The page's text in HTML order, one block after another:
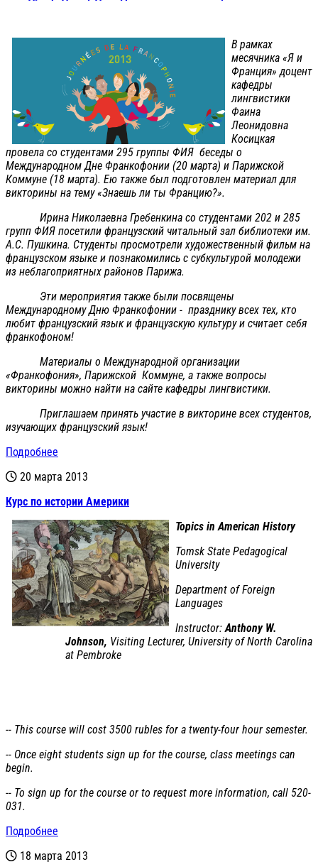
В рамках
месячника «Я и
Франция» доцент
кафедры
лингвистики
Фаина
Леонидовна
Косицкая
провела со студентами 295 группы ФИЯ беседы о
Международном Дне Франкофонии (20 марта) и Парижской
Коммуне (18 марта). Ею также был подготовлен материал для
викторины на тему «Знаешь ли ты Францию?».
Ирина Николаевна Гребенкина со студентами 202 и 285
групп ФИЯ посетили французский читальный зал библиотеки им.
А.С. Пушкина. Студенты просмотрели художественный фильм на
французском языке и познакомились с субкультурой молодежи
из неблагоприятных районов Парижа.
Эти мероприятия также были посвящены
Международному Дню Франкофонии - празднику всех тех, кто
любит французский язык и французскую культуру и считает себя
франкофоном!
Материалы о Международной организации
«Франкофония», Парижской Коммуне, а также вопросы
викторины можно найти на сайте кафедры лингвистики.
Приглашаем принять участие в викторине всех студентов,
изучающих французский язык!
Подробнее
20 марта 2013
Курс по истории Америки
Topics in American History
Tomsk State Pedagogical
University
Department of Foreign
Languages
Instructor: Anthony W.
Johnson, Visiting Lecturer, University of North Carolina
at Pembroke
-- This course will cost 3500 rubles for a twenty-four hour semester.
-- Once eight students sign up for the course, class meetings can
begin.
-- To sign up for the course or to request more information, call 520-
031.
Подробнее
18 марта 2013